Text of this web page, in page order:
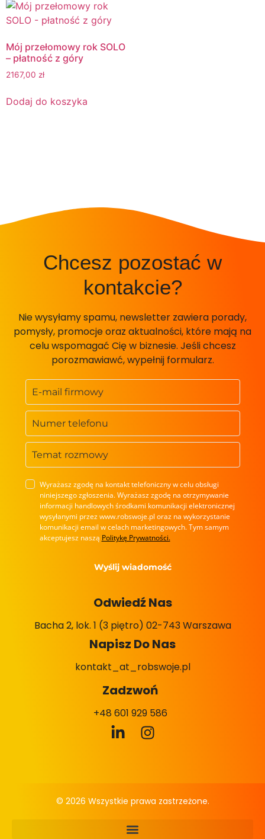
Mój przełomowy rok SOLO
– płatność z góry
2167,00 zł
Dodaj do koszyka
Chcesz pozostać w
kontakcie?
Nie wysyłamy spamu, newsletter zawiera porady,
pomysły, promocje oraz aktualności, które mają na
celu wspomagać Cię w biznesie. Jeśli chcesz
porozmawiawć, wypełnij formularz.
Odwiedź Nas
Bacha 2, lok. 1 (3 piętro) 02-743 Warszawa
Napisz Do Nas
kontakt_at_robswoje.pl
Zadzwoń
+48 601 929 586
Wyrażasz zgodę na kontakt telefoniczny w celu obsługi
niniejszego zgłoszenia. Wyrażasz zgodę na otrzymywanie
informacji handlowych środkami komunikacji elektronicznej
wysyłanymi przez www.robswoje.pl oraz na wykorzystanie
komunikacji email w celach marketingowych. Tym samym
akceptujesz naszą Politykę Prywatności.
Wyślij wiadomość
© 2026 Wszystkie prawa zastrzeżone.